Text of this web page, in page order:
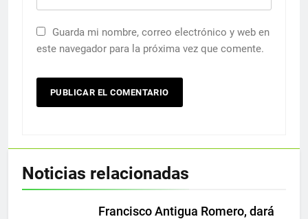
Guarda mi nombre, correo electrónico y web en
este navegador para la próxima vez que comente.
Noticias relacionadas
Francisco Antigua Romero, dará